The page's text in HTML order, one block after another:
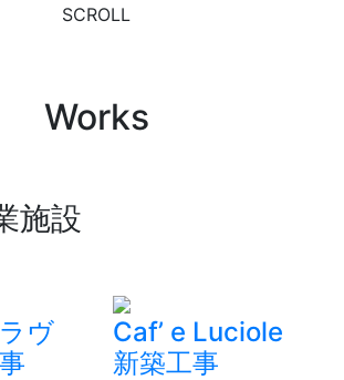
SCROLL
Works
施設
ヴ
Caf’ e Luciole
新築工事